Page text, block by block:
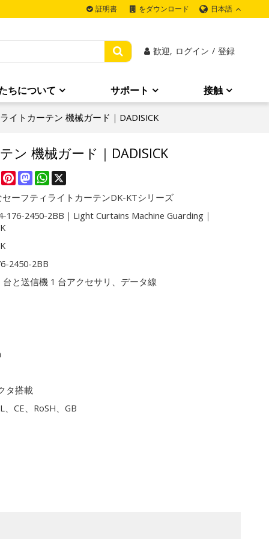
証明書 をダウンロード 日本語
歓迎, ログイン / 登録
ちについて サポート 接触
イトカーテン 機械ガード｜DADISICK
ン 機械ガード｜DADISICK
Facebook
PinterestMastodonWhatsApp
ーフティライトカーテンDK-KTシリーズ
176-2450-2BB｜Light Curtains Machine Guarding｜
2450-2BB
台と送信機 1 台アクセサリ、データ線
タ搭載
、CE、RoSH、GB